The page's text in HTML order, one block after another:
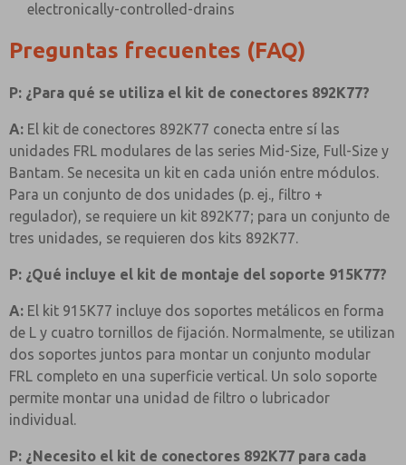
electronically-controlled-drains
Preguntas frecuentes (FAQ)
P: ¿Para qué se utiliza el kit de conectores 892K77?
A: El kit de conectores 892K77 conecta entre sí las
unidades FRL modulares de las series Mid-Size, Full-Size y
Bantam. Se necesita un kit en cada unión entre módulos.
Para un conjunto de dos unidades (p. ej., filtro +
regulador), se requiere un kit 892K77; para un conjunto de
tres unidades, se requieren dos kits 892K77.
P: ¿Qué incluye el kit de montaje del soporte 915K77?
A: El kit 915K77 incluye dos soportes metálicos en forma
de L y cuatro tornillos de fijación. Normalmente, se utilizan
dos soportes juntos para montar un conjunto modular
FRL completo en una superficie vertical. Un solo soporte
permite montar una unidad de filtro o lubricador
individual.
P: ¿Necesito el kit de conectores 892K77 para cada